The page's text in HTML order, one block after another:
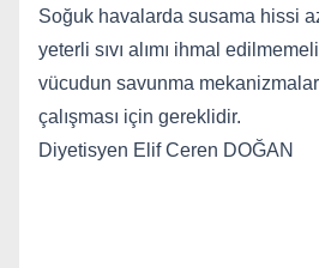
Soğuk havalarda susama hissi
yeterli sıvı alımı ihmal
vücudun savunma
çalışması için gereklidir.
Diyetisyen Elif Ceren DOĞAN